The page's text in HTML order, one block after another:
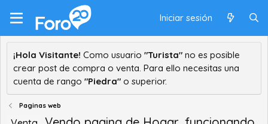
Iniciar sesión
¡Hola Visitante! Como usuario "Turista" no es posible
crear post de compra o venta. Para ello necesitas una
cuenta de rango "Piedra" o superior.
Paginas web